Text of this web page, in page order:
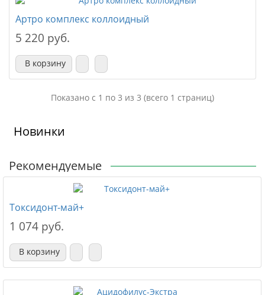
Артро комплекс коллоидный
5 220 руб.
В корзину
Показано с 1 по 3 из 3 (всего 1 страниц)
Новинки
Рекомендуемые
Токсидонт-май+
1 074 руб.
В корзину